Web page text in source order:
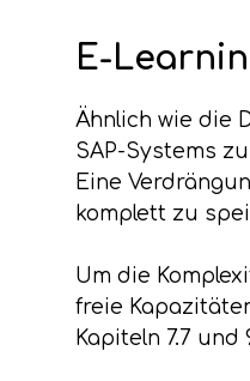
E-
Ähnlich wie die
SAP-Systems
Eine
komplett zu
Um die
freie
Kapiteln 7.7